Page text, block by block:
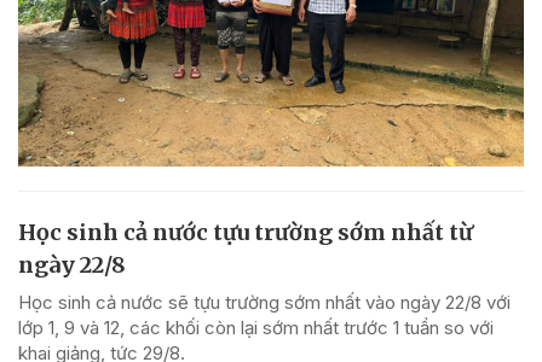
Học sinh cả nước tựu trường sớm nhất từ
ngày 22/8
Học sinh cả nước sẽ tựu trường sớm nhất vào ngày 22/8 với
lớp 1, 9 và 12, các khối còn lại sớm nhất trước 1 tuần so với
khai giảng, tức 29/8.